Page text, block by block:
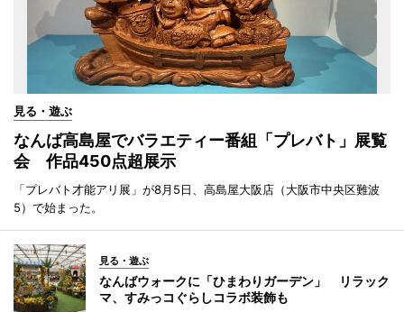
見る・遊ぶ
なんば高島屋でバラエティー番組「プレバト」展覧
会 作品450点超展示
「プレバト才能アリ展」が8月5日、高島屋大阪店（大阪市中央区難波
5）で始まった。
見る・遊ぶ
なんばウォークに「ひまわりガーデン」 リラック
マ、すみっコぐらしコラボ装飾も